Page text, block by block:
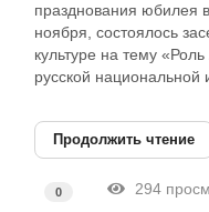
празднования юбилея
ноября, состоялось
культуре на тему
русской национальной
Продолжить чтение
0
294